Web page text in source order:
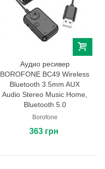
Аудио ресивер
BOROFONE BC49 Wireless
Bluetooth 3.5mm AUX
Audio Stereo Music Home,
Bluetooth 5.0
Borofone
363 грн